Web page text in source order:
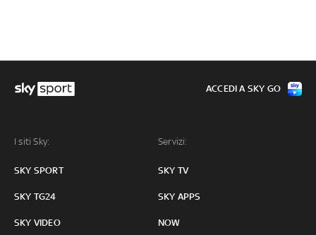
I siti Sky:
SKY SPORT
SKY TG24
SKY VIDEO
Servizi:
SKY TV
SKY APPS
NOW
ACCEDI A SKY GO